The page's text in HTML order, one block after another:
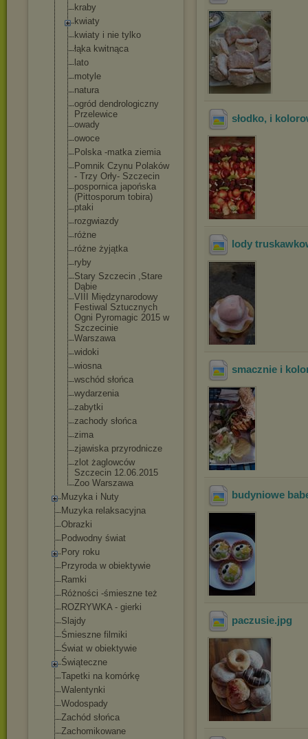
kraby
kwiaty
kwiaty i nie tylko
łąka kwitnąca
lato
motyle
natura
ogród dendrologiczny
Przelewice
owady
owoce
Polska -matka ziemia
Pomnik Czynu Polaków
- Trzy Orły- Szczecin
pospornica japońska
(Pittosporum tobira)
ptaki
rozgwiazdy
różne
różne żyjątka
ryby
Stary Szczecin ,Stare
Dąbie
VIII Międzynarodowy
Festiwal Sztucznych
Ogni Pyromagic 2015 w
Szczecinie
Warszawa
widoki
wiosna
wschód słońca
wydarzenia
zabytki
zachody słońca
zima
zjawiska przyrodnicze
zlot żaglowców
Szczecin 12.06.2015
Zoo Warszawa
Muzyka i Nuty
Muzyka relaksacyjna
Obrazki
Podwodny świat
Pory roku
Przyroda w obiektywie
Ramki
Różności -śmieszne też
ROZRYWKA - gierki
Slajdy
Śmieszne filmiki
Świat w obiektywie
Świąteczne
Tapetki na komórkę
Walentynki
Wodospady
Zachód słońca
Zachomikowane
słodko, i
lody
smacznie i
budyniowe
paczusie.jpg